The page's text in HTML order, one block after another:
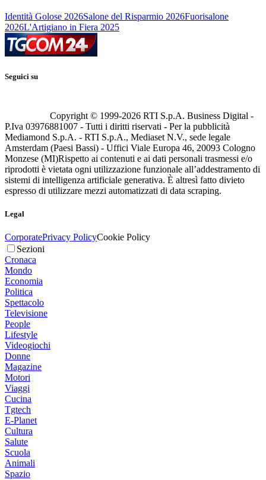
Identità Golose 2026Salone del Risparmio 2026Fuorisalone
2026L'Artigiano in Fiera 2025
Seguici su
Copyright © 1999-2026 RTI S.p.A. Business Digital -
P.Iva 03976881007 - Tutti i diritti riservati - Per la pubblicità
Mediamond S.p.A. - RTI S.p.A., Mediaset N.V., sede legale
Amsterdam (Paesi Bassi) - Uffici Viale Europa 46, 20093 Cologno
Monzese (MI)Rispetto ai contenuti e ai dati personali trasmessi e/o
riprodotti è vietata ogni utilizzazione funzionale all’addestramento di
sistemi di intelligenza artificiale generativa. È altresì fatto divieto
espresso di utilizzare mezzi automatizzati di data scraping.
Legal
CorporatePrivacy PolicyCookie Policy
Sezioni
Cronaca
Mondo
Economia
Politica
Spettacolo
Televisione
People
Lifestyle
Videogiochi
Donne
Magazine
Motori
Viaggi
Cucina
Tgtech
E-Planet
Cultura
Salute
Scuola
Animali
Spazio